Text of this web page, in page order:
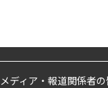
メディア・報道関係者